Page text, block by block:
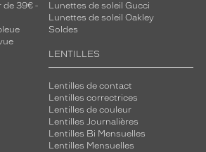
de 39€ -
Lunettes de soleil Gucci
Lunettes de soleil Oakley
Soldes
LENTILLES
Lentilles de contact
Lentilles correctrices
Lentilles de couleur
Lentilles Journalières
Lentilles Bi Mensuelles
Lentilles Mensuelles